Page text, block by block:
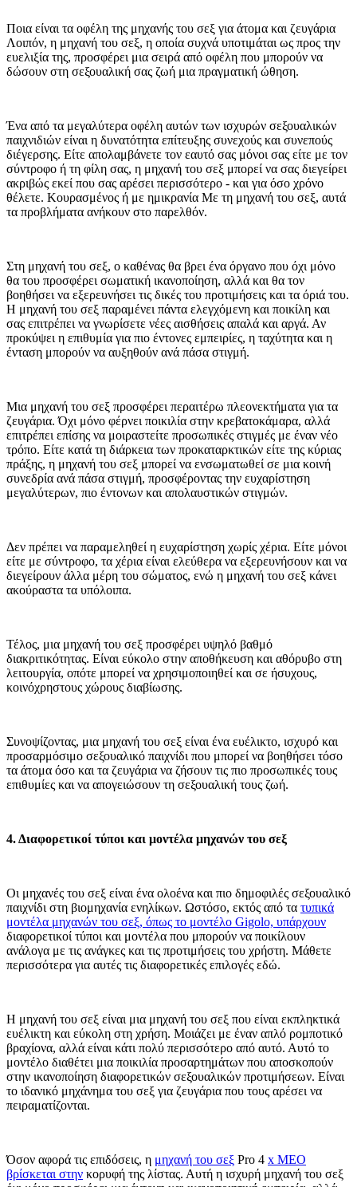
Ποια είναι τα οφέλη της μηχανής του σεξ για άτομα και ζευγάρια
Λοιπόν, η μηχανή του σεξ, η οποία συχνά υποτιμάται ως προς την
ευελιξία της, προσφέρει μια σειρά από οφέλη που μπορούν να
δώσουν στη σεξουαλική σας ζωή μια πραγματική ώθηση.
Ένα από τα μεγαλύτερα οφέλη αυτών των ισχυρών σεξουαλικών
παιχνιδιών είναι η δυνατότητα επίτευξης συνεχούς και συνεπούς
διέγερσης. Είτε απολαμβάνετε τον εαυτό σας μόνοι σας είτε με τον
σύντροφο ή τη φίλη σας, η μηχανή του σεξ μπορεί να σας διεγείρει
ακριβώς εκεί που σας αρέσει περισσότερο - και για όσο χρόνο
θέλετε. Κουρασμένος ή με ημικρανία Με τη μηχανή του σεξ, αυτά
τα προβλήματα ανήκουν στο παρελθόν.
Στη μηχανή του σεξ, ο καθένας θα βρει ένα όργανο που όχι μόνο
θα του προσφέρει σωματική ικανοποίηση, αλλά και θα τον
βοηθήσει να εξερευνήσει τις δικές του προτιμήσεις και τα όριά του.
Η μηχανή του σεξ παραμένει πάντα ελεγχόμενη και ποικίλη και
σας επιτρέπει να γνωρίσετε νέες αισθήσεις απαλά και αργά. Αν
προκύψει η επιθυμία για πιο έντονες εμπειρίες, η ταχύτητα και η
ένταση μπορούν να αυξηθούν ανά πάσα στιγμή.
Μια μηχανή του σεξ προσφέρει περαιτέρω πλεονεκτήματα για τα
ζευγάρια. Όχι μόνο φέρνει ποικιλία στην κρεβατοκάμαρα, αλλά
επιτρέπει επίσης να μοιραστείτε προσωπικές στιγμές με έναν νέο
τρόπο. Είτε κατά τη διάρκεια των προκαταρκτικών είτε της κύριας
πράξης, η μηχανή του σεξ μπορεί να ενσωματωθεί σε μια κοινή
συνεδρία ανά πάσα στιγμή, προσφέροντας την ευχαρίστηση
μεγαλύτερων, πιο έντονων και απολαυστικών στιγμών.
Δεν πρέπει να παραμεληθεί η ευχαρίστηση χωρίς χέρια. Είτε μόνοι
είτε με σύντροφο, τα χέρια είναι ελεύθερα να εξερευνήσουν και να
διεγείρουν άλλα μέρη του σώματος, ενώ η μηχανή του σεξ κάνει
ακούραστα τα υπόλοιπα.
Τέλος, μια μηχανή του σεξ προσφέρει υψηλό βαθμό
διακριτικότητας. Είναι εύκολο στην αποθήκευση και αθόρυβο στη
λειτουργία, οπότε μπορεί να χρησιμοποιηθεί και σε ήσυχους,
κοινόχρηστους χώρους διαβίωσης.
Συνοψίζοντας, μια μηχανή του σεξ είναι ένα ευέλικτο, ισχυρό και
προσαρμόσιμο σεξουαλικό παιχνίδι που μπορεί να βοηθήσει τόσο
τα άτομα όσο και τα ζευγάρια να ζήσουν τις πιο προσωπικές τους
επιθυμίες και να απογειώσουν τη σεξουαλική τους ζωή.
4. Διαφορετικοί τύποι και μοντέλα μηχανών του σεξ
Οι μηχανές του σεξ είναι ένα ολοένα και πιο δημοφιλές σεξουαλικό
παιχνίδι στη βιομηχανία ενηλίκων. Ωστόσο, εκτός από τα τυπικά
μοντέλα μηχανών του σεξ, όπως το μοντέλο Gigolo, υπάρχουν
διαφορετικοί τύποι και μοντέλα που μπορούν να ποικίλουν
ανάλογα με τις ανάγκες και τις προτιμήσεις του χρήστη. Μάθετε
περισσότερα για αυτές τις διαφορετικές επιλογές εδώ.
Η μηχανή του σεξ είναι μια μηχανή του σεξ που είναι εκπληκτικά
ευέλικτη και εύκολη στη χρήση. Μοιάζει με έναν απλό ρομποτικό
βραχίονα, αλλά είναι κάτι πολύ περισσότερο από αυτό. Αυτό το
μοντέλο διαθέτει μια ποικιλία προσαρτημάτων που αποσκοπούν
στην ικανοποίηση διαφορετικών σεξουαλικών προτιμήσεων. Είναι
το ιδανικό μηχάνημα του σεξ για ζευγάρια που τους αρέσει να
πειραματίζονται.
Όσον αφορά τις επιδόσεις, η μηχανή του σεξ Pro 4 x MEO
βρίσκεται στην κορυφή της λίστας. Αυτή η ισχυρή μηχανή του σεξ